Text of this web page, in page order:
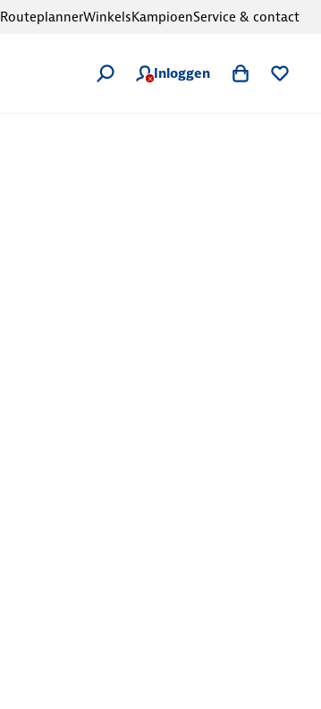
Inloggen
RouteplannerWinkelsKampioenService & contact